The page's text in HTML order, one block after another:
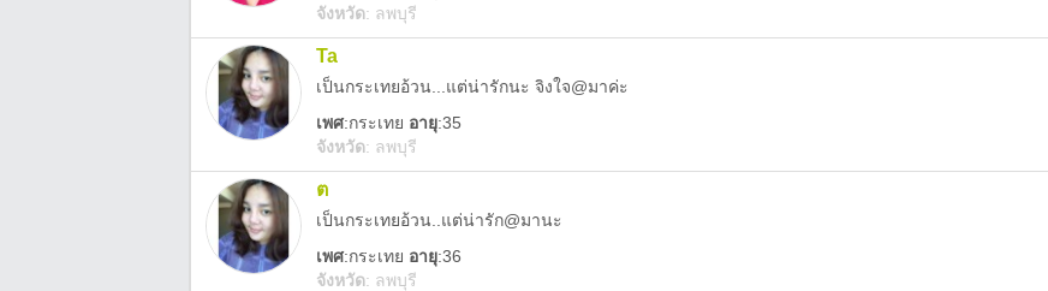
จังหวัด: ลพบุรี
Ta
เป็นกระเทยอ้วน...แต่น่ารักนะ จิงใจ@มาค่ะ
เพศ:กระเทย อายุ:35
จังหวัด: ลพบุรี
ต
เป็นกระเทยอ้วน..แต่น่ารัก@มานะ
เพศ:กระเทย อายุ:36
จังหวัด: ลพบุรี